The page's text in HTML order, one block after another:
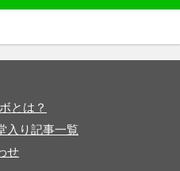
とは？
入り記事一覧
せ